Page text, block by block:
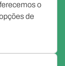
o
de